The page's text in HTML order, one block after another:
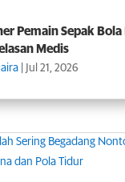
Pemain Sepak Bola
Medis
| Jul 21, 2026